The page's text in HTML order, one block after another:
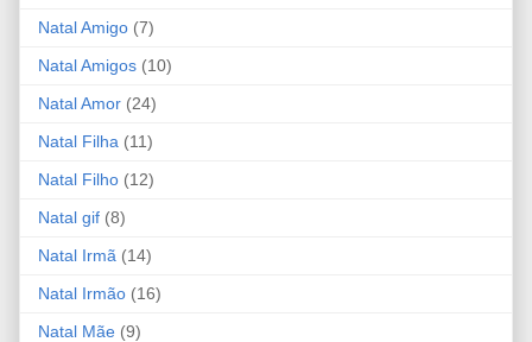
Natal Amigo (7)
Natal Amigos (10)
Natal Amor (24)
Natal Filha (11)
Natal Filho (12)
Natal gif (8)
Natal Irmã (14)
Natal Irmão (16)
Natal Mãe (9)